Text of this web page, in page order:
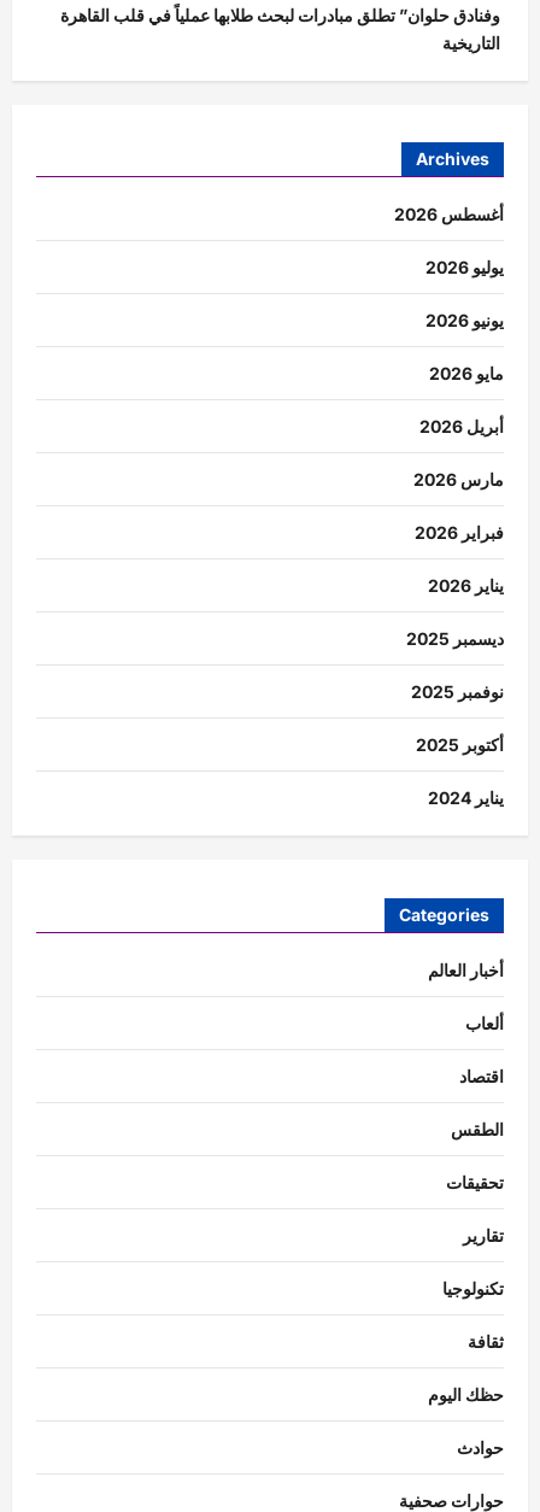
وفنادق حلوان” تطلق مبادرات لبحث طلابها عملياً في قلب القاهرة
التاريخية
Archives
أغسطس 2026
يوليو 2026
يونيو 2026
مايو 2026
أبريل 2026
مارس 2026
فبراير 2026
يناير 2026
ديسمبر 2025
نوفمبر 2025
أكتوبر 2025
يناير 2024
Categories
أخبار العالم
ألعاب
اقتصاد
الطقس
تحقيقات
تقارير
تكنولوجيا
ثقافة
حظك اليوم
حوادث
حوارات صحفية